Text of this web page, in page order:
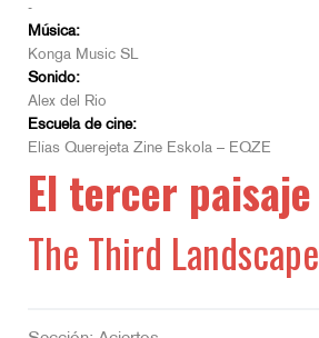
-
Música:
Konga Music SL
Sonido:
Alex del Rio
Escuela de cine:
Elías Querejeta Zine Eskola – EQZE
El tercer paisaje
The Third Landscape